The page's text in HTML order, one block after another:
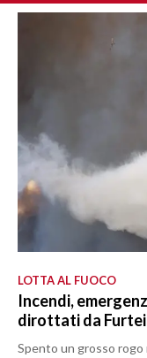
LOTTA AL FUOCO
Incendi,
dirottati da Furtei
Spento un grosso